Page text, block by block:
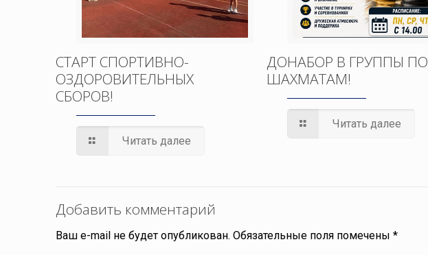
СТАРТ СПОРТИВНО-
ОЗДОРОВИТЕЛЬНЫХ
СБОРОВ!
Читать далее
ДОНАБОР В ГРУППЫ ПО
ШАХМАТАМ!
Читать далее
Добавить комментарий
Ваш e-mail не будет опубликован. Обязательные поля помечены*